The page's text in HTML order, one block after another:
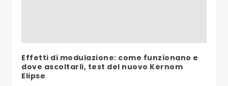
Effetti di modulazione: come funzionano e
dove ascoltarli, test del nuovo Kernom
Elipse